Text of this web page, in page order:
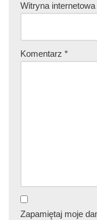
Witryna internetowa
Komentarz *
Zapamiętaj moje